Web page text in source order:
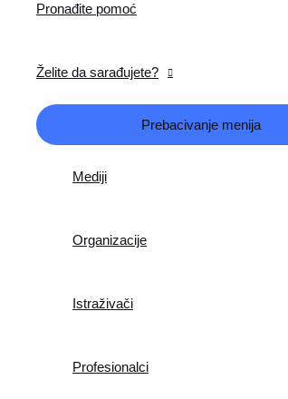
Pronađite pomoć
Želite da sarađujete?
Prebacivanje menija
Mediji
Organizacije
Istraživači
Profesionalci